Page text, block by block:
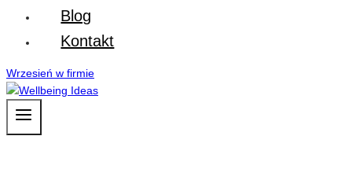
Blog
Kontakt
Wrzesień w firmie